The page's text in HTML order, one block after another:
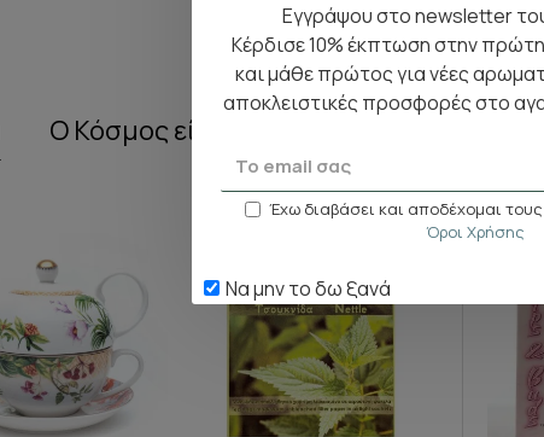
Εγγράψου στο newsletter
Κέρδισε 10% έκπτωση στην
και μάθε πρώτος για νέες
αποκλειστικές προσφορές στο
Έχω διαβάσει και αποδέχομαι
Όροι Χρήσης
Να μην το δω ξανά
Ο Κόσμος είδε επίσης